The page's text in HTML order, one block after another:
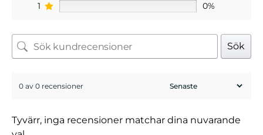
1
0%
Sök
0 av 0 recensioner
Tyvärr, inga recensioner matchar dina nuvarande